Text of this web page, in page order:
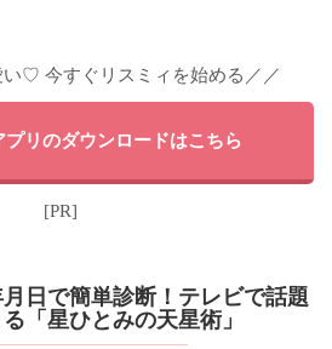
い♡ 今すぐリスミィを始める／／
プリのダウンロードはこちら
[PR]
月日で簡単診断！テレビで話題
「星ひとみの天星術」